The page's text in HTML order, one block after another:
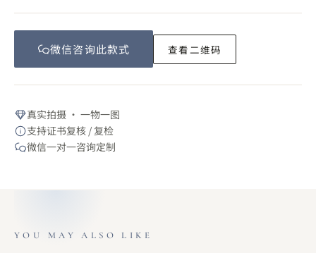
微信咨询此款式 查看二维码
真实拍摄 · 一物一图
支持证书复核 / 复检
微信一对一咨询定制
YOU MAY ALSO LIKE